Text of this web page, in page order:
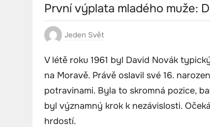
První výplata mladého muže:
Jeden Svět
V létě roku 1961 byl David Novák
na Moravě. Právě oslavil své 16.
potravinami. Byla to skromná pozice,
byl významný krok k nezávislosti.
hrdostí.